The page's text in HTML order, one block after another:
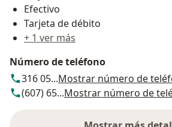
Efectivo
Tarjeta de débito
+ 1 ver más
Número de teléfono
316 05...Mostrar número de
(607) 65...Mostrar número de